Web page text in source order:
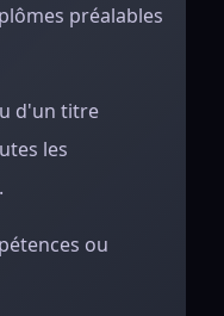
préalables
d'un titre
les
ou